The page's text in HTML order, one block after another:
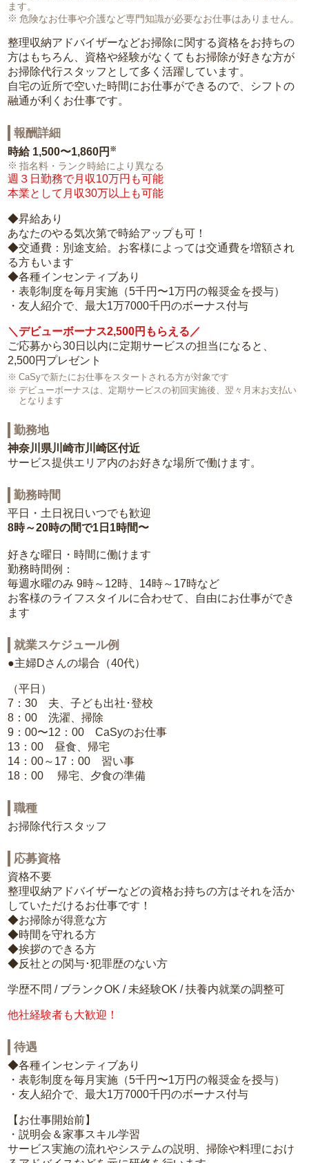
ます。
危険なお仕事や介護など専門知識が必要なお仕事はありません。
整理収納アドバイザーなどお掃除に関する資格をお持ちの
方はもちろん、資格や経験がなくてもお掃除が好きな方が
お掃除代行スタッフとして多く活躍しています。
自宅の近所で空いた時間にお仕事ができるので、シフトの
融通が利くお仕事です。
報酬詳細
時給 1,500〜1,860円 ※
指名料・ランク時給により異なる
週３日勤務で月収10万円も可能
本業として月収30万以上も可能
◆昇給あり
あなたのやる気次第で時給アップも可！
◆交通費：別途支給。お客様によっては交通費を増額され
る方もいます
◆各種インセンティブあり
・表彰制度を毎月実施（5千円〜1万円の報奨金を授与）
・友人紹介で、最大1万7000千円のボーナス付与
＼デビューボーナス2,500円もらえる／
ご応募から30日以内に定期サービスの担当になると、
2,500円プレゼント
CaSyで新たにお仕事をスタートされる方が対象です
デビューボーナスは、定期サービスの初回実施後、翌々月末お支払い
となります
勤務地
神奈川県川崎市川崎区付近
サービス提供エリア内のお好きな場所で働けます。
勤務時間
平日・土日祝日いつでも歓迎
8時～20時の間で1日1時間〜
好きな曜日・時間に働けます
勤務時間例：
毎週水曜のみ 9時～12時、14時～17時など
お客様のライフスタイルに合わせて、自由にお仕事ができ
ます
就業スケジュール例
●主婦Dさんの場合（40代）
（平日）
7：30 夫、子ども出社･登校
8：00 洗濯、掃除
9：00〜12：00 CaSyのお仕事
13：00 昼食、帰宅
14：00～17：00 習い事
18：00 帰宅、夕食の準備
職種
お掃除代行スタッフ
応募資格
資格不要
整理収納アドバイザーなどの資格お持ちの方はそれを活か
していただけるお仕事です！
◆お掃除が得意な方
◆時間を守れる方
◆挨拶のできる方
◆反社との関与･犯罪歴のない方
学歴不問 / ブランクOK / 未経験OK / 扶養内就業の調整可
他社経験者も大歓迎！
待遇
◆各種インセンティブあり
・表彰制度を毎月実施（5千円〜1万円の報奨金を授与）
・友人紹介で、最大1万7000千円のボーナス付与
【お仕事開始前】
・説明会＆家事スキル学習
サービス実施の流れやシステムの説明、掃除や料理におけ